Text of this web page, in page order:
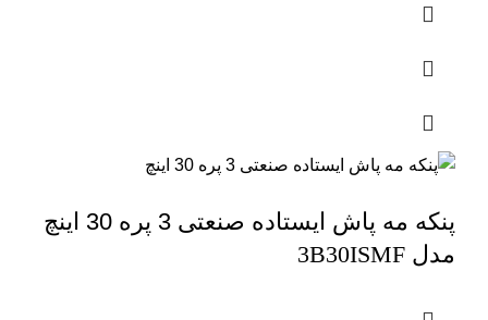
پنکه مه پاش ایستاده صنعتی 3 پره 30 اینچ
مدل